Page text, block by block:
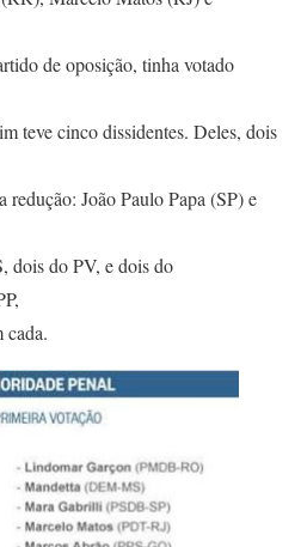
de oposição, tinha votado
teve cinco dissidentes. Deles, dois
redução: João Paulo Papa (SP) e
dois do PV, e dois do
cada.